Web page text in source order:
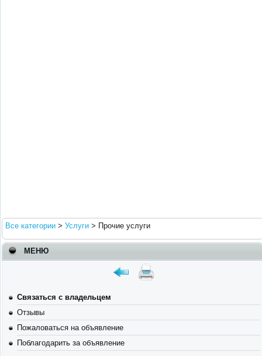
Все категории > Услуги > Прочие услуги
МЕНЮ
Связаться с владельцем
Отзывы
Пожаловаться на объявление
Поблагодарить за объявление